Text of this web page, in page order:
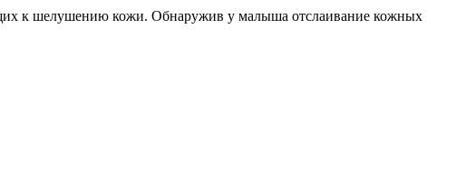
к шелушению кожи. Обнаружив у малыша отслаивание кожных